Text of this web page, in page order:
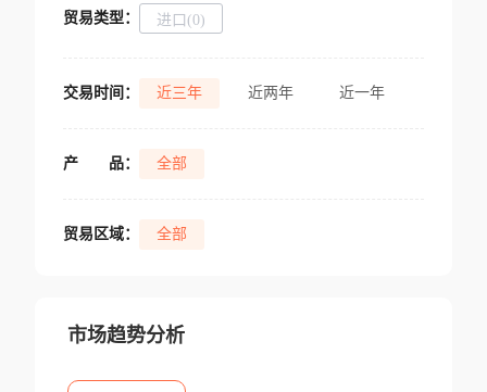
贸易类型： 进口(0)
交易时间： 近三年 近两年 近一年
产 品： 全部
贸易区域： 全部
市场趋势分析